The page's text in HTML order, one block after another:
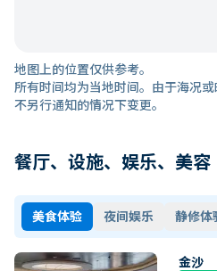
地图上的位置仅供参考。
所有时间均为当地时间。由于海况
不另行通知的情况下变更。
餐厅、设施、娱乐、美容
美食体验 夜间娱乐 静修体
金沙